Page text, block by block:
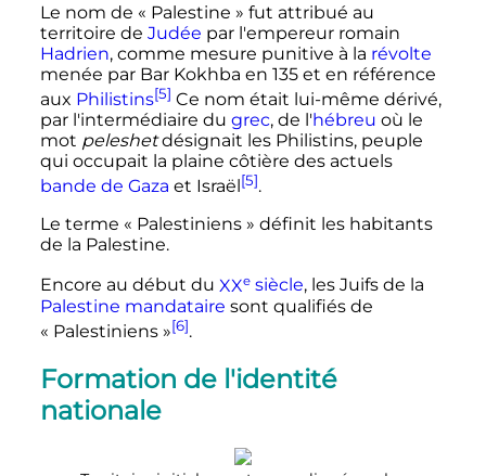
Le nom de « Palestine » fut attribué au
territoire de Judée par l'empereur romain
Hadrien, comme mesure punitive à la révolte
menée par Bar Kokhba en 135 et en référence
aux Philistins[5] Ce nom était lui-même dérivé,
par l'intermédiaire du grec, de l'hébreu où le
mot peleshetdésignait les Philistins, peuple
qui occupait la plaine côtière des actuels
bande de Gaza et Israël [5].
Le terme « Palestiniens » définit les habitants
de la Palestine.
Encore au début du XXesiècle, les Juifs de la
Palestine mandataire sont qualifiés de
« Palestiniens »[6].
Formation de l'identité
nationale